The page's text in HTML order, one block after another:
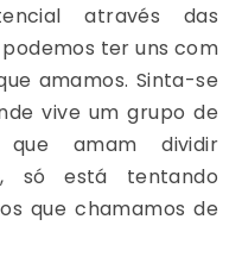
através das
ter uns com
amamos. Sinta-se
vive um grupo de
que amam dividir
só está tentando
que chamamos de